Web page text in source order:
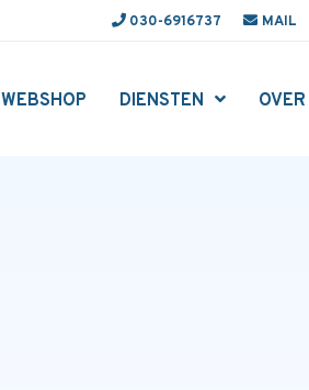
030-6916737 MAIL
WEBSHOP DIENSTEN